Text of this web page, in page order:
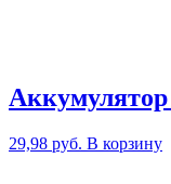
29,98 руб. В корзину